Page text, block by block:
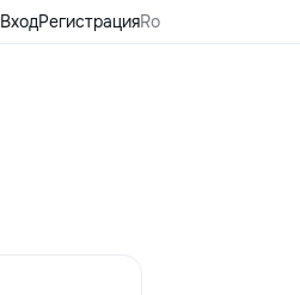
ВходРегистрацияRo